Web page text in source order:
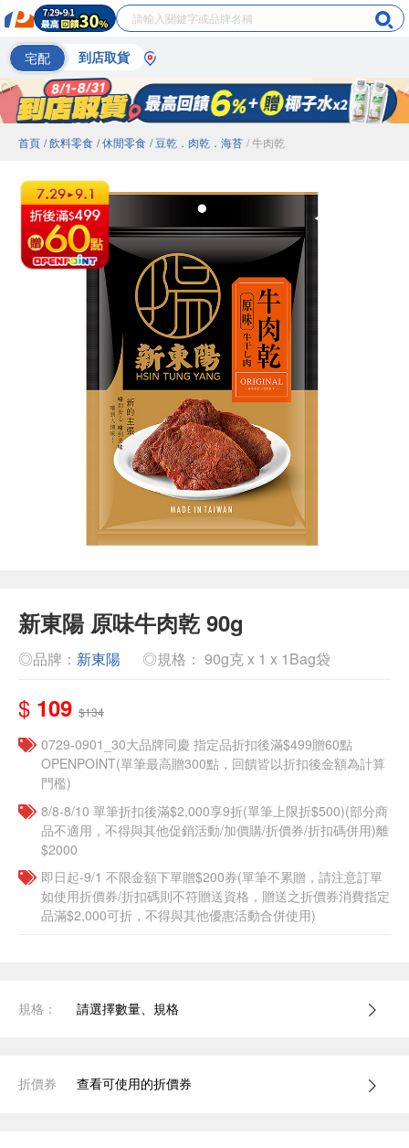
宅配 到店取貨
首頁 / 飲料零食 / 休閒零食 / 豆乾．肉乾．海苔 / 牛肉乾
新東陽 原味牛肉乾 90g
◎品牌： 新東陽 ◎規格： 90g克 x 1 x 1Bag袋
$ 109 $134
0729-0901_30大品牌同慶 指定品折扣後滿$499贈60點
OPENPOINT(單筆最高贈300點，回饋皆以折扣後金額為計算
門檻)
8/8-8/10 單筆折扣後滿$2,000享9折(單筆上限折$500)(部分商
品不適用，不得與其他促銷活動/加價購/折價券/折扣碼併用)離
$2000
即日起-9/1 不限金額下單贈$200券(單筆不累贈，請注意訂單
如使用折價券/折扣碼則不符贈送資格，贈送之折價券消費指定
品滿$2,000可折，不得與其他優惠活動合併使用)
規格： 請選擇數量、規格
折價券 查看可使用的折價券